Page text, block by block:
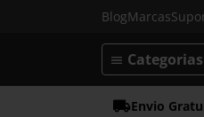
BlogMarcas
Categorias
Envio